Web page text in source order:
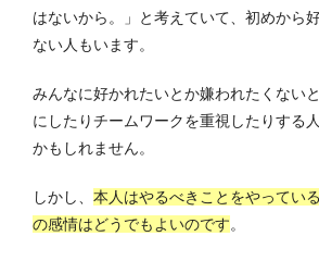
はないから。」と考えていて、初めから
ない人もいます。
みんなに好かれたいとか嫌われたくない
にしたりチームワークを重視したりする
かもしれません。
しかし、 本人はやるべきことをやってい
の感情はどうでもよいのです。